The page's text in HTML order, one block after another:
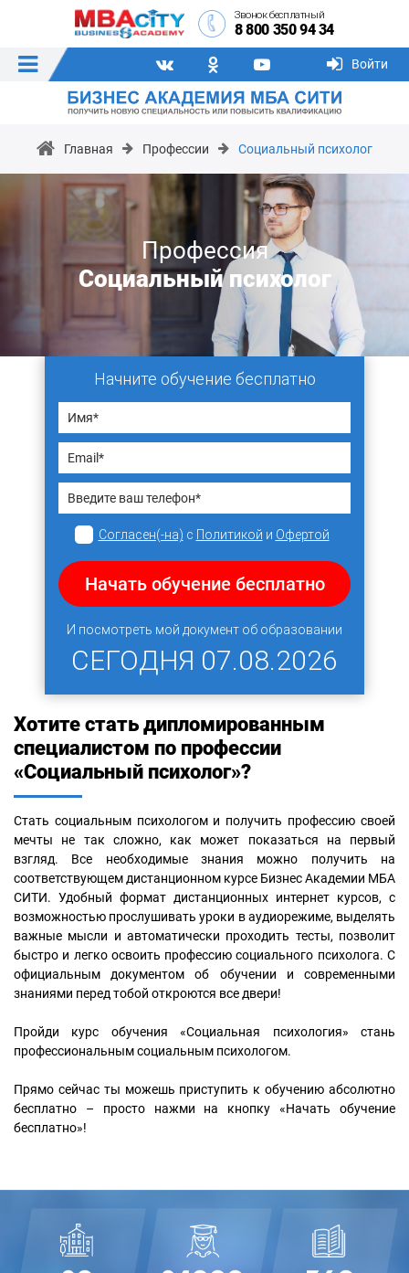
Звонок бесплатный
8 800 350 94 34
Войти
Главная Профессии Социальный психолог
Профессия
Социальный психолог
Начните обучение бесплатно
Согласен(-на) с Политикой и Офертой
Начать обучение бесплатно
И посмотреть мой документ об образовании
СЕГОДНЯ 07.08.2026
Хотите стать дипломированным
специалистом по профессии
«Социальный психолог»?
Стать социальным психологом и получить профессию своей
мечты не так сложно, как может показаться на первый
взгляд. Все необходимые знания можно получить на
соответствующем дистанционном курсе Бизнес Академии МБА
СИТИ. Удобный формат дистанционных интернет курсов, с
возможностью прослушивать уроки в аудиорежиме, выделять
важные мысли и автоматически проходить тесты, позволит
быстро и легко освоить профессию социального психолога. С
официальным документом об обучении и современными
знаниями перед тобой откроются все двери!
Пройди курс обучения «Социальная психология» стань
профессиональным социальным психологом.
Прямо сейчас ты можешь приступить к обучению абсолютно
бесплатно – просто нажми на кнопку «Начать обучение
бесплатно»!